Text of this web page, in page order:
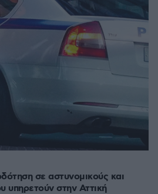
σε αστυνομικούς και
υπηρετούν στην Αττική